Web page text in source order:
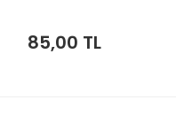
85,00 TL